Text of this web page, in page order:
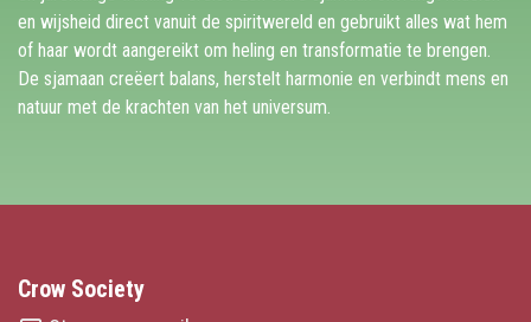
en wijsheid direct vanuit de spiritwereld en gebruikt alles wat hem
of haar wordt aangereikt om heling en transformatie te brengen.
De sjamaan creëert balans, herstelt harmonie en verbindt mens en
natuur met de krachten van het universum.
Crow Society